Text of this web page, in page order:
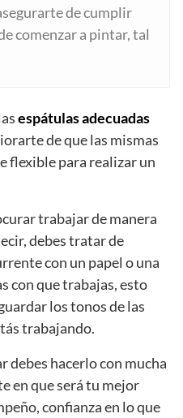
de cumplir
comenzar a pintar, tal
espátulas adecuadas
de que las mismas
flexible para realizar un
trabajar de manera
debes tratar de
con un papel o una
con que trabajas, esto
los tonos de las
trabajando.
debes hacerlo con mucha
en que será tu mejor
confianza en lo que